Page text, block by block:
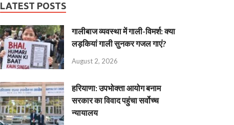
LATEST POSTS
गालीबाज व्‍यवस्‍था में गाली-विमर्श: क्या
लड़कियां गाली सुनकर गजल गाएं?
August 2, 2026
हरियाणा: उपभोक्ता आयोग बनाम
सरकार का विवाद पहुंचा सर्वोच्च
न्यायालय